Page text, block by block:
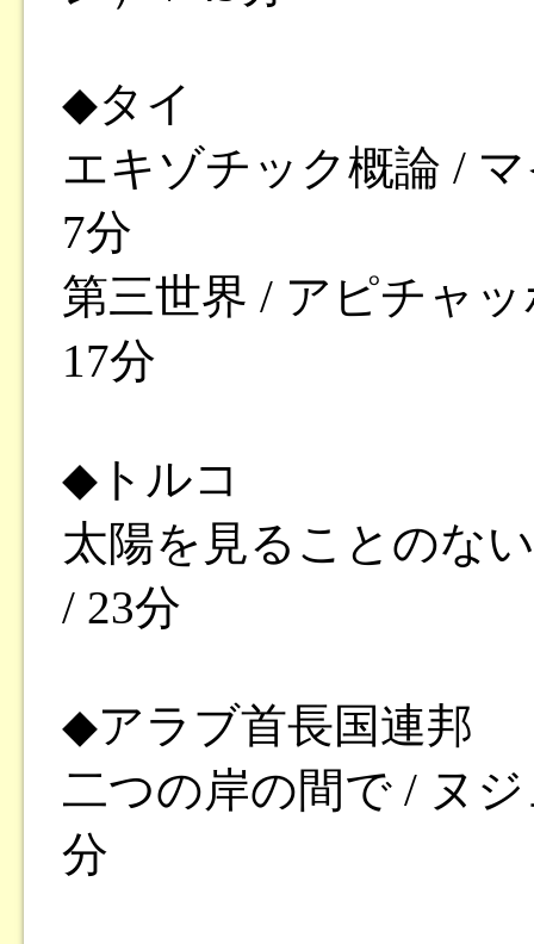
◆タイ
エキゾチック概論 /
7分
第三世界 / アピチャ
17分
◆トルコ
太陽を見ることのな
/ 23分
◆アラブ首長国連邦
二つの岸の間で / ヌ
分